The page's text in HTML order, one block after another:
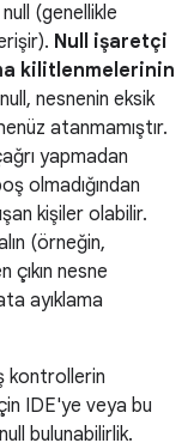
null (genellikle
Null işaretçi
kilitlenmelerinin
nesnenin eksik
atanmamıştır.
yapmadan
olmadığından
kişiler olabilir.
(örneğin,
nesne
ayıklama
kontrollerin
IDE'ye veya bu
bulunabilirlik.